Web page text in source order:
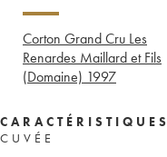
Corton Grand Cru Les
Renardes Maillard et Fils
(Domaine) 1997
CARACTÉRISTIQUES
CUVÉE